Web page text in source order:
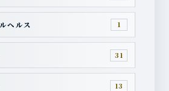
ヘルス 1
31
13